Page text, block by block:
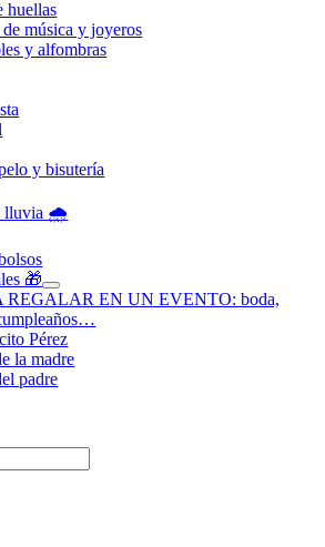
huellas
de música y joyeros
y alfombras
y bisutería
lluvia 🌧️
🎁
REGALAR EN UN EVENTO: boda,
Pérez
la madre
padre